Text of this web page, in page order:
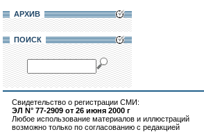
АРХИВ
ПОИСК
Свидетельство о регистрации СМИ:
ЭЛ N° 77-2909 от 26 июня 2000 г
Любое использование материалов и иллюстраций
возможно только по согласованию с редакцией